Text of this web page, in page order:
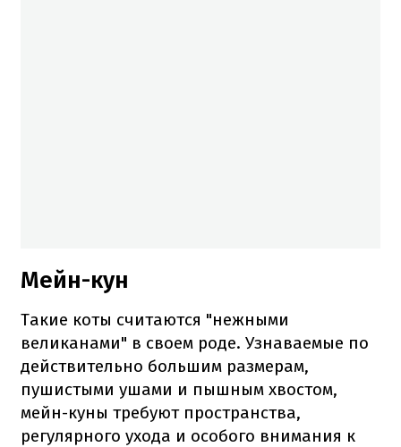
Мейн-кун
Такие коты считаются "нежными
великанами" в своем роде. Узнаваемые по
действительно большим размерам,
пушистыми ушами и пышным хвостом,
мейн-куны требуют пространства,
регулярного ухода и особого внимания к